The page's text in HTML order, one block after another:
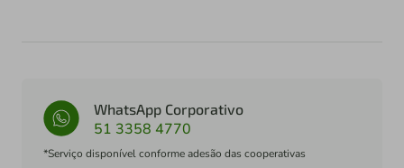
WhatsApp Corporativo
51 3358 4770
*Serviço disponível conforme adesão das cooperativas